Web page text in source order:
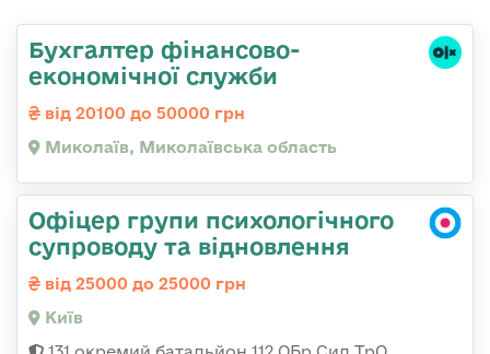
Бухгалтер фінансово-
економічної служби
від 20100 до 50000 грн
Миколаїв, Миколаївська область
Офіцер групи психологічного
супроводу та відновлення
від 25000 до 25000 грн
Київ